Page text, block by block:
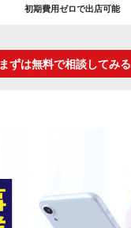
初期費用ゼロで出店可能
まずは無料で相談してみる